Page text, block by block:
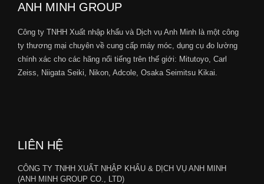
ANH MINH GROUP
Công ty TNHH Xuất nhập khẩu và Dịch vụ Anh Minh là một công
ty thương mại chuyên về cung cấp máy móc, dụng cụ đo lường
chính xác cho các hãng nổi tiếng trên thế giới: Mitutoyo, Carl
Zeiss, Niigata Seiki, Nikon, Adcole, Osaka Seimitsu Kikai.
LIÊN HỆ
CÔNG TY TNHH XUẤT NHẬP KHẨU & DỊCH VỤ ANH MINH
(ANH MINH GROUP CO., LTD)